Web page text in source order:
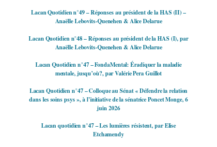
Lacan Quotidien n°49 – Réponses au président de la HAS (II) –
Anaëlle Lebovits-Quenehen & Alice Delarue
Lacan Quotidien n°48 – Réponses au président de la HAS (I), par
Anaëlle Lebovits-Quenehen & Alice Delarue
Lacan Quotidien n°47 – FondaMental: Éradiquer la maladie
mentale, jusqu’où?, par Valérie Pera Guillot
Lacan Quotidien n°47 – Colloque au Sénat « Défendre la relation
dans les soins psys », à l’initiative de la sénatrice Poncet Monge, 6
juin 2026
Lacan quotidien n°47 – Les lumières résistent, par Elise
Etchamendy